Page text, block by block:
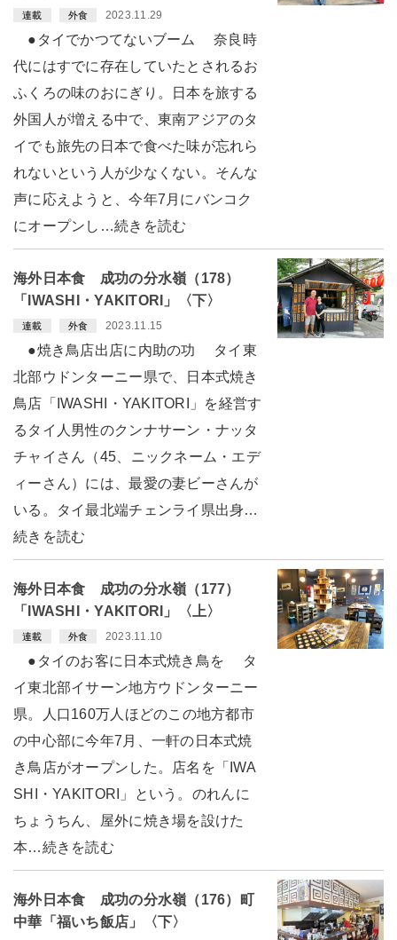
連載 外食 2023.11.29
●タイでかつてないブーム 奈良時
代にはすでに存在していたとされるお
ふくろの味のおにぎり。日本を旅する
外国人が増える中で、東南アジアのタ
イでも旅先の日本で食べた味が忘れら
れないという人が少なくない。そんな
声に応えようと、今年7月にバンコク
にオープンし…続きを読む
海外日本食 成功の分水嶺（178）
「IWASHI・YAKITORI」〈下〉
連載 外食 2023.11.15
●焼き鳥店出店に内助の功 タイ東
北部ウドンターニー県で、日本式焼き
鳥店「IWASHI・YAKITORI」を経営す
るタイ人男性のクンナサーン・ナッタ
チャイさん（45、ニックネーム・エデ
ィーさん）には、最愛の妻ビーさんが
いる。タイ最北端チェンライ県出身…
続きを読む
海外日本食 成功の分水嶺（177）
「IWASHI・YAKITORI」〈上〉
連載 外食 2023.11.10
●タイのお客に日本式焼き鳥を タ
イ東北部イサーン地方ウドンターニー
県。人口160万人ほどのこの地方都市
の中心部に今年7月、一軒の日本式焼
き鳥店がオープンした。店名を「IWA
SHI・YAKITORI」という。のれんに
ちょうちん、屋外に焼き場を設けた
本…続きを読む
海外日本食 成功の分水嶺（176）町
中華「福いち飯店」〈下〉